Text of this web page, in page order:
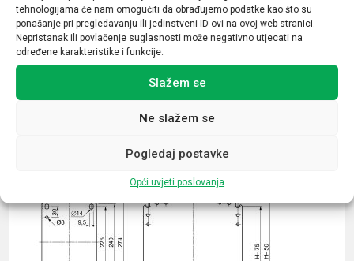
tehnologijama će nam omogućiti da obrađujemo podatke kao što su
ponašanje pri pregledavanju ili jedinstveni ID-ovi na ovoj web stranici.
Nepristanak ili povlačenje suglasnosti može negativno utjecati na
određene karakteristike i funkcije.
Slažem se
Ne slažem se
Pogledaj postavke
Opći uvjeti poslovanja
Povezani proizvodi